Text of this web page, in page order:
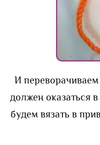
И
должен оказаться
будем вязать в